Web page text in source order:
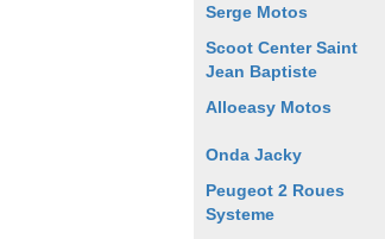
Serge Motos
Scoot Center Saint
Jean Baptiste
Alloeasy Motos
Onda Jacky
Peugeot 2 Roues
Systeme